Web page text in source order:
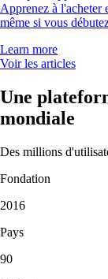
Apprenez à l'acheter
même si vous
Learn more
Voir les articles
Une
mondiale
Des millions
Fondation
2016
Pays
90